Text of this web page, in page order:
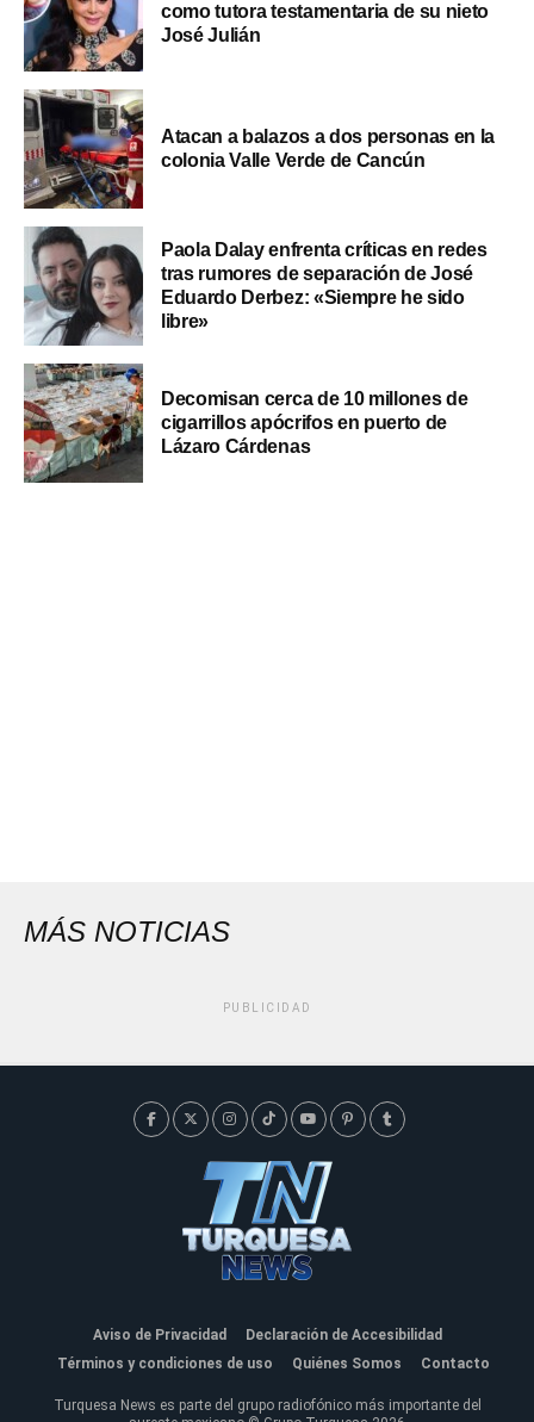
como tutora testamentaria de su nieto
José Julián
Atacan a balazos a dos personas en la
colonia Valle Verde de Cancún
Paola Dalay enfrenta críticas en redes
tras rumores de separación de José
Eduardo Derbez: «Siempre he sido
libre»
Decomisan cerca de 10 millones de
cigarrillos apócrifos en puerto de
Lázaro Cárdenas
MÁS NOTICIAS
PUBLICIDAD
Aviso de Privacidad
Declaración de Accesibilidad
Términos y condiciones de uso
Quiénes Somos Contacto
Turquesa News es parte del grupo radiofónico más importante del